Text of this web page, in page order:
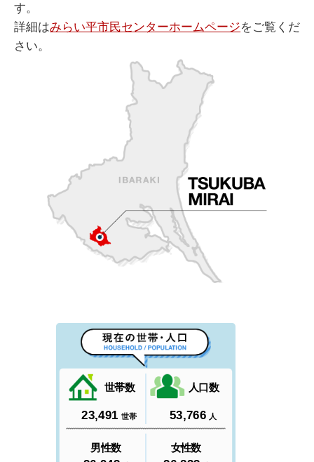
す。
詳細はみらい平市民センターホームページをご覧くだ
さい。